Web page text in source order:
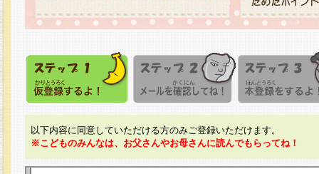
以下内容に同意していただける方のみご登録いただけます。
※こどものみんなは、お父さんやお母さんに読んでもらってね！